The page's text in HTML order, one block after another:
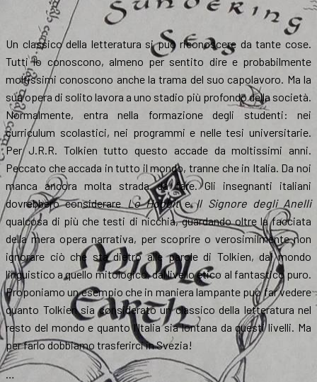
Un classico della letteratura si può riconoscere da tante cose.
Tutti lo conoscono, almeno per sentito dire e probabilmente
moltissimi conoscono anche la trama del suo capolavoro. Ma la
sua opera di solito lavora a uno stadio più profondo della società.
Normalmente, entra nella formazione degli studenti: nei
curriculum scolastici, nei programmi e nelle tesi universitarie.
Per J.R.R. Tolkien tutto questo accade da moltissimi anni.
Peccato che accada in tutto il mondo, tranne che in Italia. Da noi
manca ancora molta strada da fare. Gli insegnanti italiani
dovrebbero considerare Lo HobbiteIl Signore degli Anelli
qualcosa di più che testi di nicchia, guardando oltre la facciata
della mera opera narrativa, per scoprire o verosimilmente non
ignorare ciò che sta dietro alle parole di Tolkien, dal mondo
linguistico a quello mitologico, dal livello etico al fantastico puro.
Proponiamo un esempio che in maniera lampante può far vedere
quanto Tolkien sia considerato un classico della letteratura nel
resto del mondo e quanto l’Italia sia lontana da questi livelli. Ma
per farlo dobbiamo trasferirci in Svezia!
…